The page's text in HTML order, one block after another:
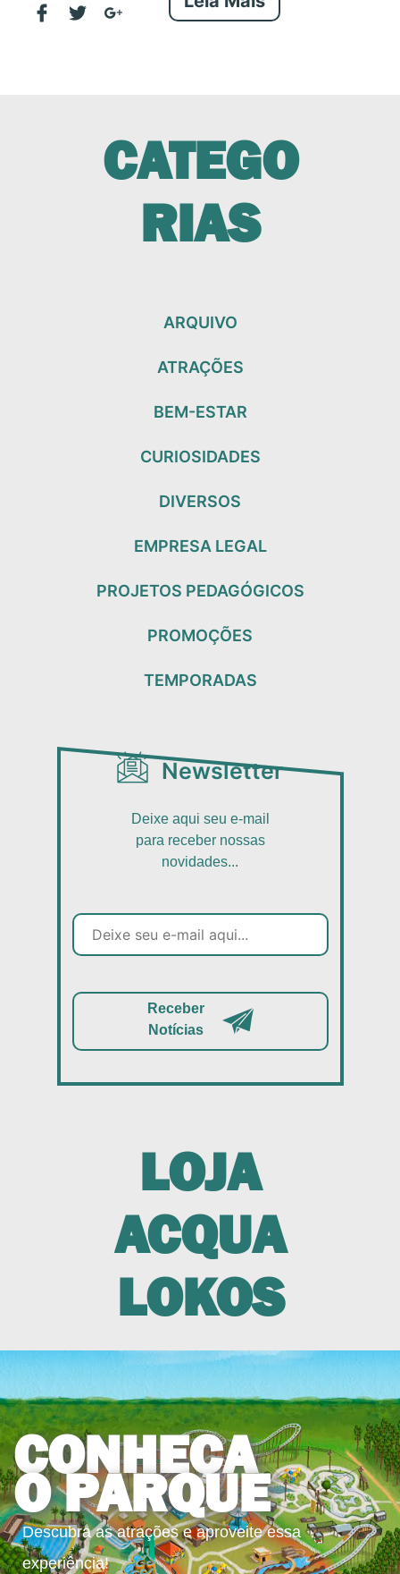
CATEGO
RIAS
ARQUIVO
ATRAÇÕES
BEM-ESTAR
CURIOSIDADES
DIVERSOS
EMPRESA LEGAL
PROJETOS PEDAGÓGICOS
PROMOÇÕES
TEMPORADAS
Newsletter
Deixe aqui seu e-mail
para receber nossas
novidades...
Receber
Notícias
LOJA
ACQUA
LOKOS
CONHEÇA
O PARQUE
Descubra as atrações e aproveite essa
experiência!